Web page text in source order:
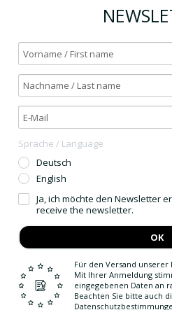
Sprache / Language
Deutsch
English
Ja, ich möchte den Newsletter
receive the newsletter.
OK
Für den Versand
Mit Ihrer Anmeldung
eingegebenen Daten an
Beachten Sie bitte auch